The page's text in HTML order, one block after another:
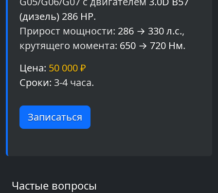
(дизель) 286 HP.
Прирост мощности: 286 → 330 л.с.,
крутящего момента: 650 → 720 Нм.
Цена: 50 000 ₽
Сроки: 3-4 часа.
Записаться
Частые вопросы